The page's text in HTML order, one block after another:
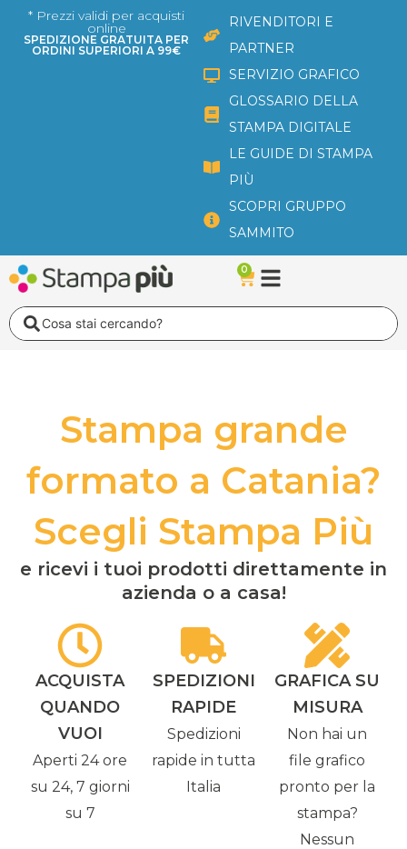
* Prezzi validi per acquisti
online
SPEDIZIONE GRATUITA PER
ORDINI SUPERIORI A 99€
RIVENDITORI E
PARTNER
SERVIZIO GRAFICO
GLOSSARIO DELLA
STAMPA DIGITALE
LE GUIDE DI STAMPA
PIÙ
SCOPRI GRUPPO
SAMMITO
0
Carrello
Search
Stampa grande
formato a Catania?
Scegli Stampa Più
e ricevi i tuoi prodotti direttamente in
azienda o a casa!
ACQUISTA
QUANDO
VUOI
Aperti 24 ore
su 24, 7 giorni
su 7
SPEDIZIONI
RAPIDE
Spedizioni
rapide in tutta
Italia
GRAFICA SU
MISURA
Non hai un
file grafico
pronto per la
stampa?
Nessun